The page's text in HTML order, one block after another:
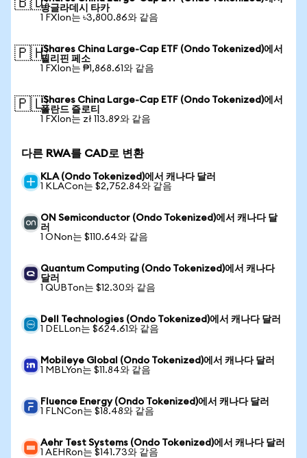
🇧🇩방글라데시 타카
1 FXIon는 ৳3,800.86와 같음
🇵🇭iShares China Large-Cap ETF (Ondo Tokenized)에서
필리핀 페소
1 FXIon는 ₱1,868.61와 같음
🇵🇱iShares China Large-Cap ETF (Ondo Tokenized)에서
폴란드 즐로티
1 FXIon는 zł 113.89와 같음
다른 RWA를 CAD로 변환
KLA (Ondo Tokenized)에서 캐나다 달러
1 KLACon는 $2,752.84와 같음
ON Semiconductor (Ondo Tokenized)에서 캐나다 달
러
1 ONon는 $110.64와 같음
Quantum Computing (Ondo Tokenized)에서 캐나다
달러
1 QUBTon는 $12.30와 같음
Dell Technologies (Ondo Tokenized)에서 캐나다 달러
1 DELLon는 $624.61와 같음
Mobileye Global (Ondo Tokenized)에서 캐나다 달러
1 MBLYon는 $11.84와 같음
Fluence Energy (Ondo Tokenized)에서 캐나다 달러
1 FLNCon는 $18.48와 같음
Aehr Test Systems (Ondo Tokenized)에서 캐나다 달러
1 AEHRon는 $141.73와 같음